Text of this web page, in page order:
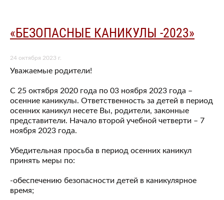
«БЕЗОПАСНЫЕ КАНИКУЛЫ -2023»
24 октября 2023 г.
Уважаемые родители!
С 25 октября 2020 года по 03 ноября 2023 года –
осенние каникулы. Ответственность за детей в период
осенних каникул несете Вы, родители, законные
представители. Начало второй учебной четверти – 7
ноября 2023 года.
Убедительная просьба в период осенних каникул
принять меры по:
-обеспечению безопасности детей в каникулярное
время;